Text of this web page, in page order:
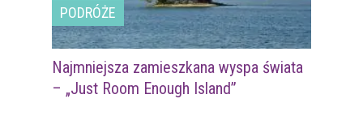
PODRÓŻE
Najmniejsza zamieszkana wyspa świata
– „Just Room Enough Island”